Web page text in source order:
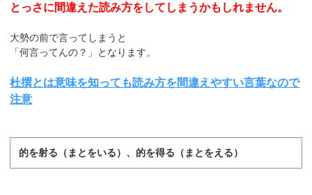
とっさに間違えた読み方をしてしまうかもしれません。
大勢の前で言ってしまうと
「何言ってんの？」となります。
杜撰とは意味を知っても読み方を間違えやすい言葉なので
注意
的を射る（まとをいる）、的を得る（まとをえる）